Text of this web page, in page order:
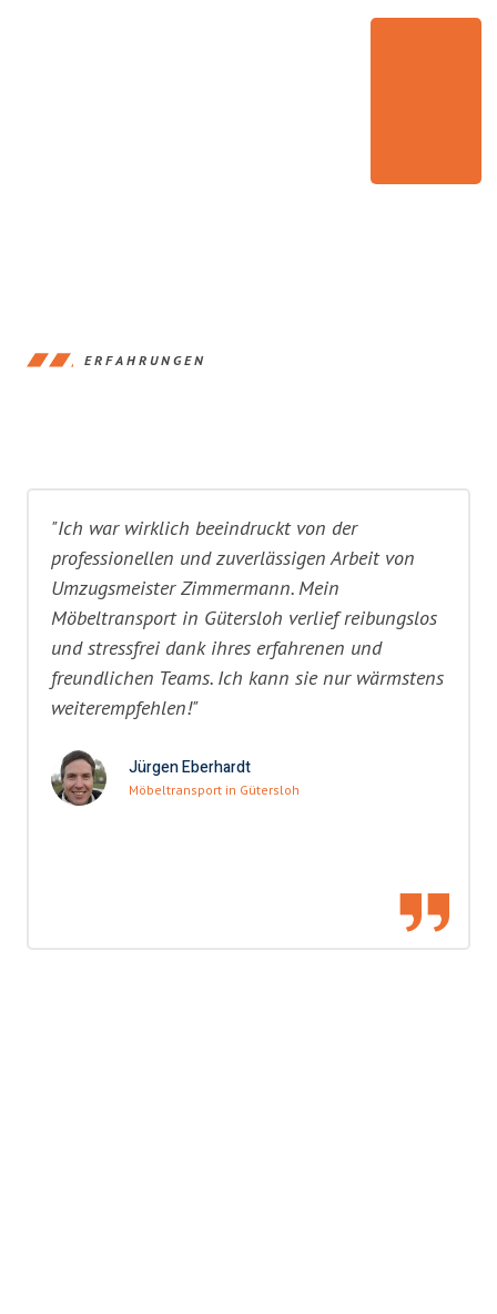
ERFAHRUNGEN
"Ich war wirklich beeindruckt von der
professionellen und zuverlässigen Arbeit von
Umzugsmeister Zimmermann. Mein
Möbeltransport in Gütersloh verlief reibungslos
und stressfrei dank ihres erfahrenen und
freundlichen Teams. Ich kann sie nur wärmstens
weiterempfehlen!"
Jürgen Eberhardt
Möbeltransport in Gütersloh